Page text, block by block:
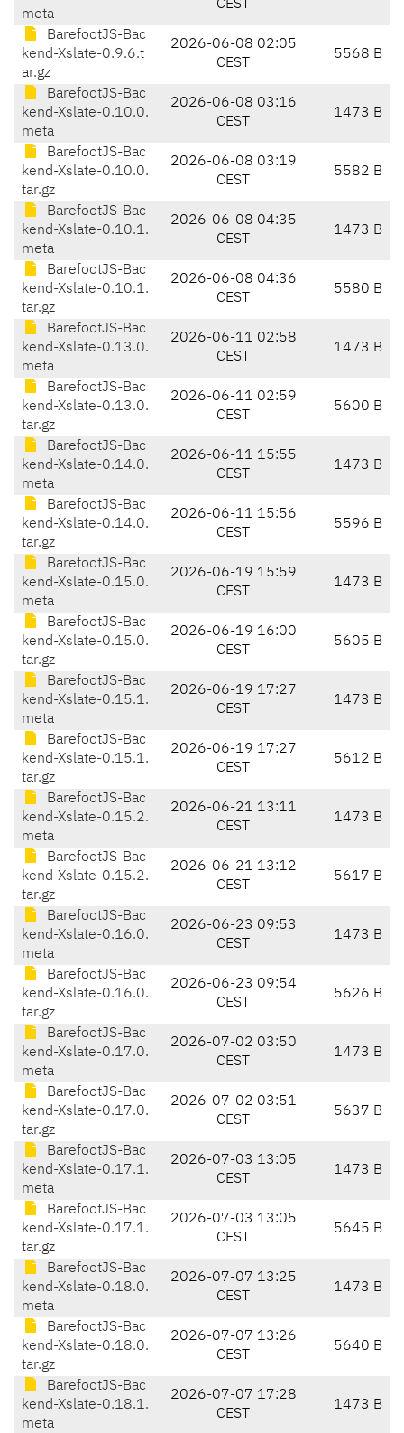
meta
CEST
BarefootJS-Bac
kend-Xslate-0.9.6.t
ar.gz
2026-06-08 02:05
CEST
5568 B
BarefootJS-Bac
kend-Xslate-0.10.0.
meta
2026-06-08 03:16
CEST
1473 B
BarefootJS-Bac
kend-Xslate-0.10.0.
tar.gz
2026-06-08 03:19
CEST
5582 B
BarefootJS-Bac
kend-Xslate-0.10.1.
meta
2026-06-08 04:35
CEST
1473 B
BarefootJS-Bac
kend-Xslate-0.10.1.
tar.gz
2026-06-08 04:36
CEST
5580 B
BarefootJS-Bac
kend-Xslate-0.13.0.
meta
2026-06-11 02:58
CEST
1473 B
BarefootJS-Bac
kend-Xslate-0.13.0.
tar.gz
2026-06-11 02:59
CEST
5600 B
BarefootJS-Bac
kend-Xslate-0.14.0.
meta
2026-06-11 15:55
CEST
1473 B
BarefootJS-Bac
kend-Xslate-0.14.0.
tar.gz
2026-06-11 15:56
CEST
5596 B
BarefootJS-Bac
kend-Xslate-0.15.0.
meta
2026-06-19 15:59
CEST
1473 B
BarefootJS-Bac
kend-Xslate-0.15.0.
tar.gz
2026-06-19 16:00
CEST
5605 B
BarefootJS-Bac
kend-Xslate-0.15.1.
meta
2026-06-19 17:27
CEST
1473 B
BarefootJS-Bac
kend-Xslate-0.15.1.
tar.gz
2026-06-19 17:27
CEST
5612 B
BarefootJS-Bac
kend-Xslate-0.15.2.
meta
2026-06-21 13:11
CEST
1473 B
BarefootJS-Bac
kend-Xslate-0.15.2.
tar.gz
2026-06-21 13:12
CEST
5617 B
BarefootJS-Bac
kend-Xslate-0.16.0.
meta
2026-06-23 09:53
CEST
1473 B
BarefootJS-Bac
kend-Xslate-0.16.0.
tar.gz
2026-06-23 09:54
CEST
5626 B
BarefootJS-Bac
kend-Xslate-0.17.0.
meta
2026-07-02 03:50
CEST
1473 B
BarefootJS-Bac
kend-Xslate-0.17.0.
tar.gz
2026-07-02 03:51
CEST
5637 B
BarefootJS-Bac
kend-Xslate-0.17.1.
meta
2026-07-03 13:05
CEST
1473 B
BarefootJS-Bac
kend-Xslate-0.17.1.
tar.gz
2026-07-03 13:05
CEST
5645 B
BarefootJS-Bac
kend-Xslate-0.18.0.
meta
2026-07-07 13:25
CEST
1473 B
BarefootJS-Bac
kend-Xslate-0.18.0.
tar.gz
2026-07-07 13:26
CEST
5640 B
BarefootJS-Bac
kend-Xslate-0.18.1.
meta
2026-07-07 17:28
CEST
1473 B